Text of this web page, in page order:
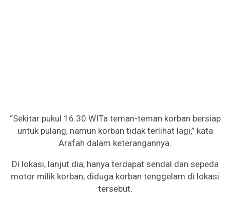
“Sekitar pukul 16.30 WITa teman-teman korban bersiap
untuk pulang, namun korban tidak terlihat lagi,” kata
Arafah dalam keterangannya.
Di lokasi, lanjut dia, hanya terdapat sendal dan sepeda
motor milik korban, diduga korban tenggelam di lokasi
tersebut.